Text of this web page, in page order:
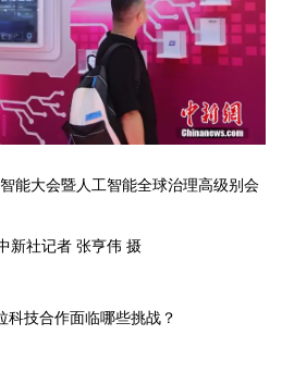
能大会暨人工智能全球治理高级别会
新社记者 张亨伟 摄
科技合作面临哪些挑战？